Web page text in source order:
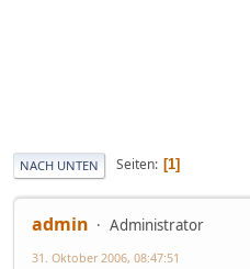
NACH UNTEN Seiten 1
admin Administrator
31. Oktober 2006, 08:47:51